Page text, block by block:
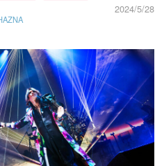
2024/5/28